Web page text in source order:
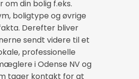
om din bolig f.eks.
boligtype og øvrige
Derefter bliver
sendt videre til et
professionelle
i Odense NV og
tager kontakt for at